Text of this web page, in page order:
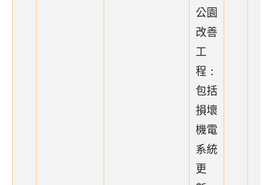
公園
改善
工
程：
包括
損壞
機電
系統
更